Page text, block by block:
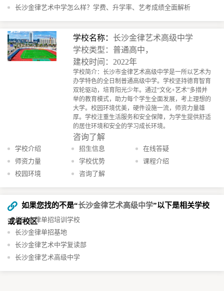
长沙金律艺术中学怎么样？学费、升学率、艺考成绩全面解析
学校名称： 长沙金律艺术高级中学
学校类型：普通高中，
建校时间：2022年
学校简介：长沙市金律艺术高级中学是一所以艺术为
办学特色的全日制普通高级中学。学校坚持德育智育
双轮驱动，培育阳光少年。通过“文化+艺术”多措并
举的教育模式，助力每个学生全面发展，考上理想的
大学。校园环境优美，硬件设施一流，师资力量雄
厚。学校注重生活服务和安全保障，为学生提供舒适
的居住环境和安全的学习成长环境。
咨询了解
学校介绍 招生信息
在线答疑
师资力量
学校优势
课程介绍
校园环境
咨询了解
如果您找的不是“长沙金律艺术高级中学”以下是相关学校
或者校区
长沙金律单招培训学校
长沙金律单招基地
长沙金律艺术中学复读部
长沙金律艺术高级中学